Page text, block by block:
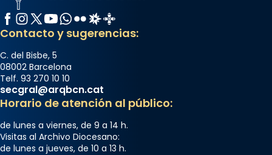
Facebook
Instagram
X / Twitter
YouTube
WhatsApp
FlickrRadio Estel
Catalunya Cristiana
Contacto y sugerencias:
C. del Bisbe, 5
08002 Barcelona
Telf. 93 270 10 10
secgral@arqbcn.cat
Horario de atención al público:
de lunes a viernes, de 9 a 14 h.
Visitas al Archivo Diocesano:
de lunes a jueves, de 10 a 13 h.